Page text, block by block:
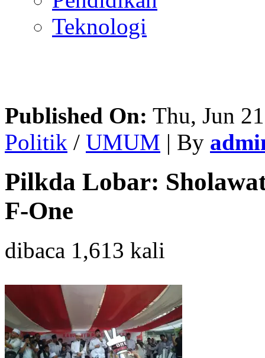
Teknologi
Published On: Thu, Jun
Politik / UMUM | By
Pilkda Lobar:
F-One
dibaca 1,613 kali